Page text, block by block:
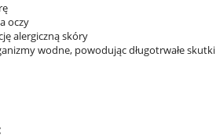
oczy
alergiczną skóry
wodne, powodując długotrwałe skutki